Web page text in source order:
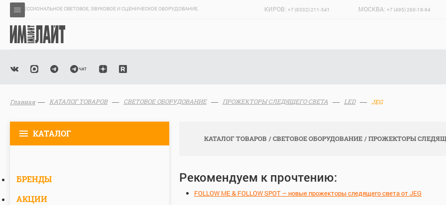
ПРОФЕССИОНАЛЬНОЕ СВЕТОВОЕ, ЗВУКОВОЕ И СЦЕНИЧЕСКОЕ ОБОРУДОВАНИЕ. КИРОВ: +7 (8332) 211-541 МОСКВА: +7 (495) 260-18-64
Главная КАТАЛОГ ТОВАРОВ СВЕТОВОЕ ОБОРУДОВАНИЕ ПРОЖЕКТОРЫ СЛЕДЯЩЕГО СВЕТА LED JEG
КАТАЛОГ
БРЕНДЫ
АКЦИИ
КАТАЛОГ ТОВАРОВ СВЕТОВОЕ ОБОРУДОВАНИЕ ПРОЖЕКТОРЫ
Рекомендуем к прочтению:
FOLLOW ME & FOLLOW SPOT – новые прожекторы следящего света от JEG